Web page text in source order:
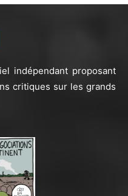
indépendant proposant
critiques sur les grands